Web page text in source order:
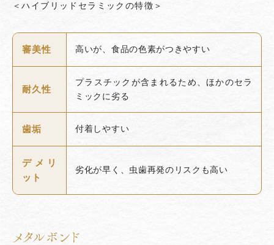
＜ハイブリッドセラミックの特徴＞
審美性 高いが、食品の色素がつきやすい
耐久性
プラスチックが含まれるため、ほかのセラ
ミックに劣る
歯垢 付着しやすい
デメリ
ット
劣化が早く、虫歯再発のリスクも高い
メタルボンド